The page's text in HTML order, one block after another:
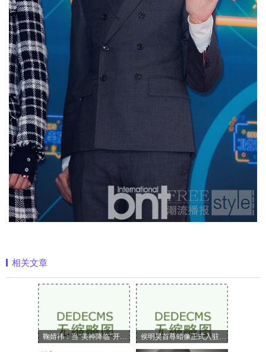
相关文章
鞠婧祎：当“美神降临”开始定义嗅觉美 侯明昊首尊蜡像正式入驻上海杜莎夫人蜡